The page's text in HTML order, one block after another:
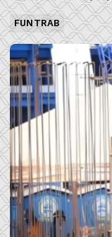
FUNTRAB